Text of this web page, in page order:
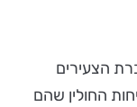
הצעירים
החולין שהם